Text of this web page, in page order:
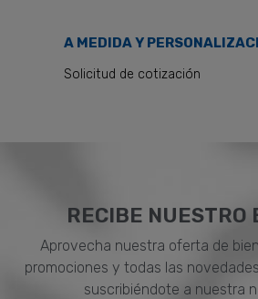
A MEDIDA Y
Solicitud de cotización
RECIBE NUESTRO
Aprovecha nuestra oferta de
promociones y todas las
suscribiéndote a nuestra